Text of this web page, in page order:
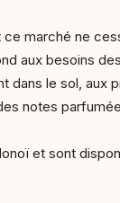
marché ne
aux besoins
le sol, aux
notes
et sont